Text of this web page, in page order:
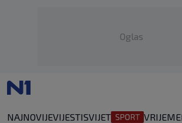
Oglas
NAJNOVIJEVIJESTISVIJET VRIJEME